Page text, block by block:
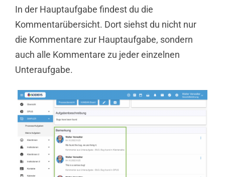
In der Hauptaufgabe findest du die
Kommentarübersicht. Dort siehst du nicht nur
die Kommentare zur Hauptaufgabe, sondern
auch alle Kommentare zu jeder einzelnen
Unteraufgabe.